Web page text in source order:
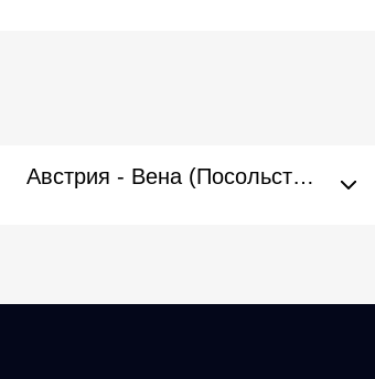
Австрия - Вена (Посольство)